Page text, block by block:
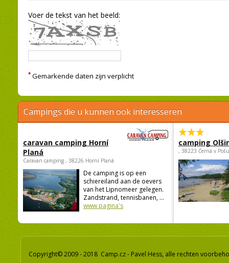
Voer de tekst van het beeld:
* Gemarkende daten zijn verplicht
Campings die u kunnen ook interesseren
caravan camping Horní
Planá
Caravan camping , 38226 Horní Planá
De camping is op een
schiereiland aan de oevers
van het Lipnomeer gelegen.
Zandstrand, tennisbanen, ...
www pagina's
camping
, 38223 Černá v
Copyright© 2009 - 2018 Camp.cz - Pavel Hess, alle rechten